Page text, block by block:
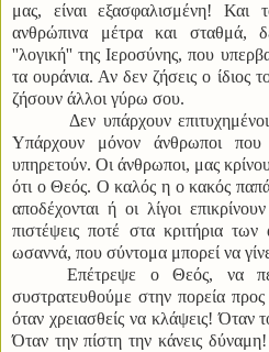
μας, είναι εξασφαλισμένη! Και
ανθρώπινα μέτρα και σταθμά,
''λογική'' της Ιεροσύνης, που
τα ουράνια. Αν δεν ζήσεις ο ίδιος
ζήσουν άλλοι γύρω σου.
Δεν υπάρχουν επιτυχημένοι
Υπάρχουν μόνον άνθρωποι
υπηρετούν. Οι άνθρωποι, μας
ότι ο Θεός. Ο καλός η ο κακός
αποδέχονται ή οι λίγοι
πιστέψεις ποτέ στα κριτήρια
ωσαννά, που σύντομα μπορεί να
Επέτρεψε ο Θεός, να
συστρατευθούμε στην πορεία
όταν χρειασθείς να κλάψεις! Όταν
Όταν την πίστη την κάνεις